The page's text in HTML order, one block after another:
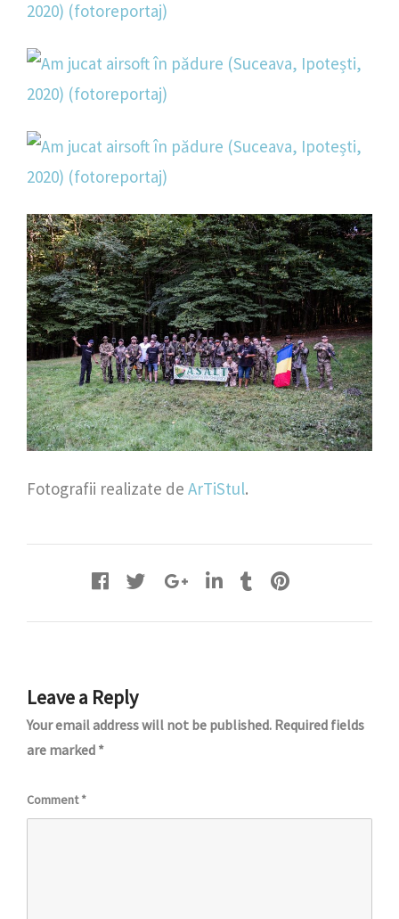
Fotografii realizate de ArTiStul.
Leave a Reply
Your email address will not be published. Required fields
are marked *
Comment*